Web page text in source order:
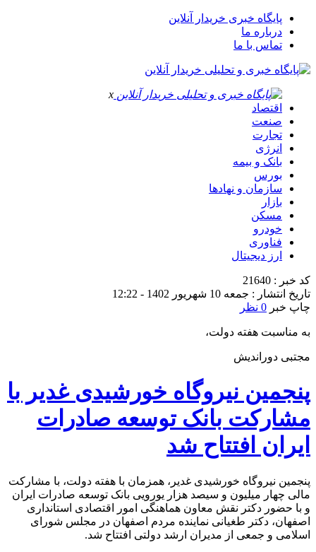
پایگاه خبری خریدار آنلاین
درباره ما
تماس با ما
x
اقتصاد
صنعت
تجارت
انرژی
بانک و بیمه
بورس
سازمان و نهادها
بازار
مسکن
خودرو
فناوری
ارز دیجیتال
کد خبر : 21640
تاریخ انتشار : جمعه 10 شهریور 1402 - 12:22
چاپ خبر 0 نظر
به مناسبت هفته دولت،
مجتبی دوراندیش
پنجمین نیروگاه خورشیدی غدیر با
مشارکت بانک توسعه صادرات
ایران افتتاح شد
پنجمین نیروگاه خورشیدی غدیر، همزمان با هفته دولت، با مشارکت
مالی چهار میلیون و سیصد هزار یورویی بانک توسعه صادرات ایران
و با حضور دکتر نقش معاون هماهنگی امور اقتصادی استانداری
اصفهان، دکتر طغیانی نماینده مردم اصفهان در مجلس شورای
اسلامی و جمعی از مدیران ارشد دولتی افتتاح شد.